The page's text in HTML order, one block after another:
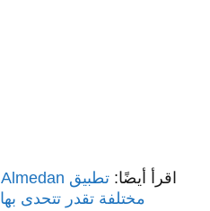
اقرأ أيضًا:
مختلفة تقدر تتحدى